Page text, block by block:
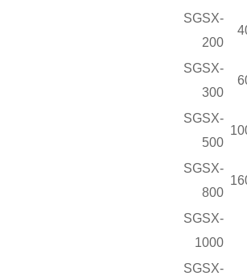
SGSX-
200
SGSX-
300
SGSX-
500
SGSX-
800
SGSX-
1000
SGSX-